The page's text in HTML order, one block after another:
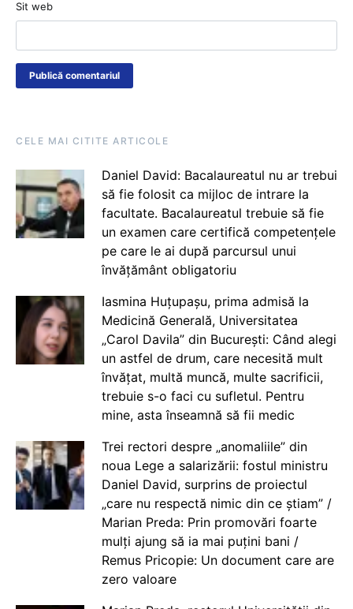
Sit web
CELE MAI CITITE ARTICOLE
Daniel David: Bacalaureatul nu ar trebui
să fie folosit ca mijloc de intrare la
facultate. Bacalaureatul trebuie să fie
un examen care certifică competențele
pe care le ai după parcursul unui
învățământ obligatoriu
Iasmina Huțupașu, prima admisă la
Medicină Generală, Universitatea
„Carol Davila” din București: Când alegi
un astfel de drum, care necesită mult
învățat, multă muncă, multe sacrificii,
trebuie s-o faci cu sufletul. Pentru
mine, asta înseamnă să fii medic
Trei rectori despre „anomaliile” din
noua Lege a salarizării: fostul ministru
Daniel David, surprins de proiectul
„care nu respectă nimic din ce știam” /
Marian Preda: Prin promovări foarte
mulți ajung să ia mai puțini bani /
Remus Pricopie: Un document care are
zero valoare